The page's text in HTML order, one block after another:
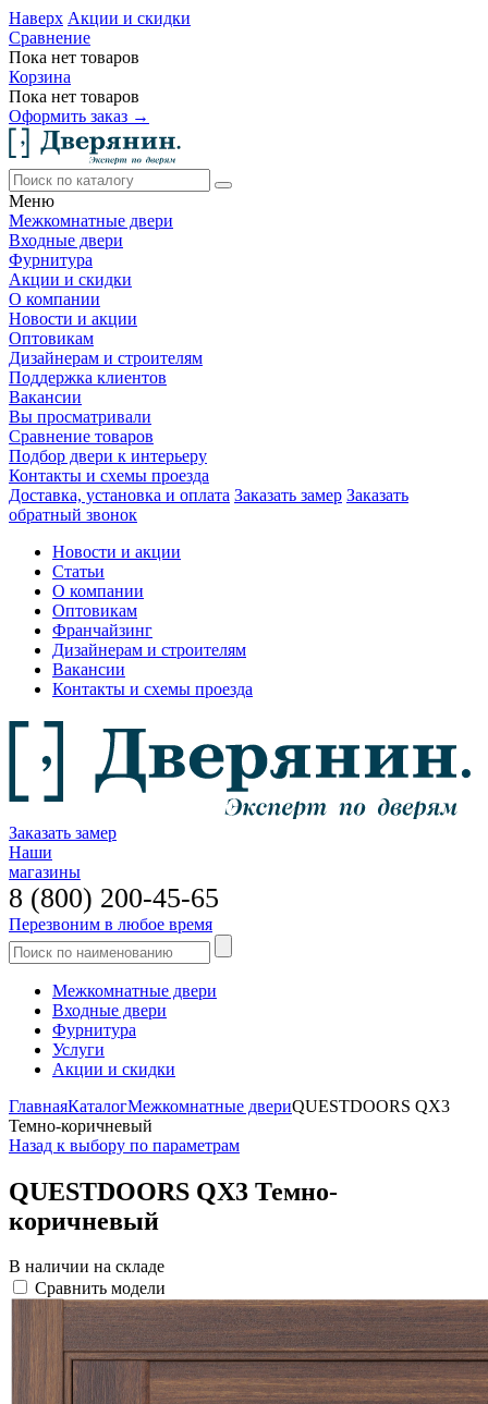
Наверх Акции и скидки
Сравнение
Пока нет товаров
Корзина
Пока нет товаров
Оформить заказ →
Меню
Межкомнатные двери
Входные двери
Фурнитура
Акции и скидки
О компании
Новости и акции
Оптовикам
Дизайнерам и строителям
Поддержка клиентов
Вакансии
Вы просматривали
Сравнение товаров
Подбор двери к интерьеру
Контакты и схемы проезда
Доставка, установка и оплата Заказать замер Заказать
обратный звонок
Новости и акции
Статьи
О компании
Оптовикам
Франчайзинг
Дизайнерам и строителям
Вакансии
Контакты и схемы проезда
Заказать замер
Наши
магазины
8 (800) 200-45-65
Перезвоним в любое время
Межкомнатные двери
Входные двери
Фурнитура
Услуги
Акции и скидки
ГлавнаяКаталогМежкомнатные двериQUESTDOORS QX3
Темно-коричневый
Назад к выбору по параметрам
QUESTDOORS QX3 Темно-
коричневый
В наличии на складе
Сравнить модели